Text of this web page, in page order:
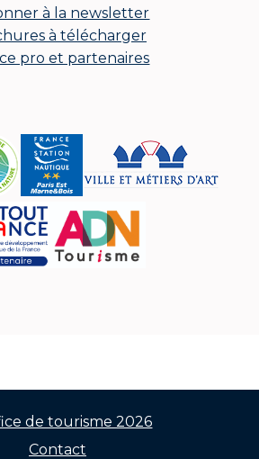
à la newsletter
à télécharger
pro et partenaires
de tourisme 2026
Contact